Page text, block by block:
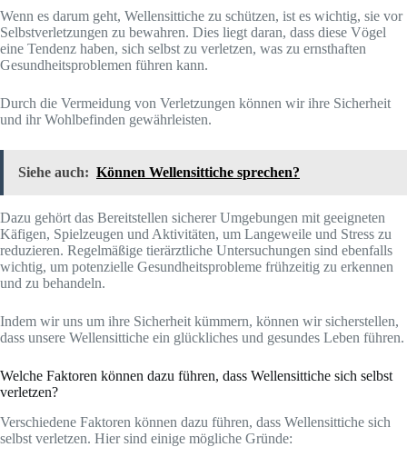
Wenn es darum geht, Wellensittiche zu schützen, ist es wichtig, sie vor
Selbstverletzungen zu bewahren. Dies liegt daran, dass diese Vögel
eine Tendenz haben, sich selbst zu verletzen, was zu ernsthaften
Gesundheitsproblemen führen kann.
Durch die Vermeidung von Verletzungen können wir ihre Sicherheit
und ihr Wohlbefinden gewährleisten.
Siehe auch: Können Wellensittiche sprechen?
Dazu gehört das Bereitstellen sicherer Umgebungen mit geeigneten
Käfigen, Spielzeugen und Aktivitäten, um Langeweile und Stress zu
reduzieren. Regelmäßige tierärztliche Untersuchungen sind ebenfalls
wichtig, um potenzielle Gesundheitsprobleme frühzeitig zu erkennen
und zu behandeln.
Indem wir uns um ihre Sicherheit kümmern, können wir sicherstellen,
dass unsere Wellensittiche ein glückliches und gesundes Leben führen.
Welche Faktoren können dazu führen, dass Wellensittiche sich selbst
verletzen?
Verschiedene Faktoren können dazu führen, dass Wellensittiche sich
selbst verletzen. Hier sind einige mögliche Gründe: